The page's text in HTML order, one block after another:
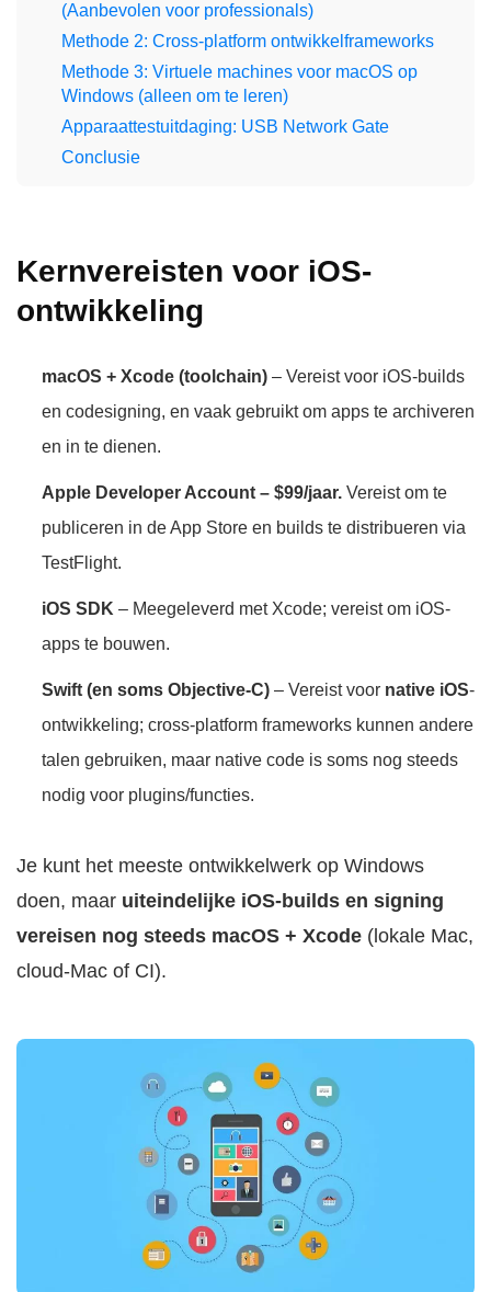
(Aanbevolen voor professionals)
Methode 2: Cross-platform ontwikkelframeworks
Methode 3: Virtuele machines voor macOS op
Windows (alleen om te leren)
Apparaattestuitdaging: USB Network Gate
Conclusie
Kernvereisten voor iOS-
ontwikkeling
macOS + Xcode (toolchain) – Vereist voor iOS-builds
en codesigning, en vaak gebruikt om apps te archiveren
en in te dienen.
Apple Developer Account – $99/jaar. Vereist om te
publiceren in de App Store en builds te distribueren via
TestFlight.
iOS SDK – Meegeleverd met Xcode; vereist om iOS-
apps te bouwen.
Swift (en soms Objective-C) – Vereist voor native iOS-
ontwikkeling; cross-platform frameworks kunnen andere
talen gebruiken, maar native code is soms nog steeds
nodig voor plugins/functies.
Je kunt het meeste ontwikkelwerk op Windows
doen, maar uiteindelijke iOS-builds en signing
vereisen nog steeds macOS + Xcode (lokale Mac,
cloud-Mac of CI).